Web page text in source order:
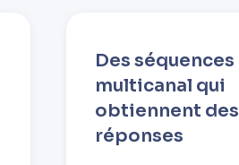
Des séquences
multicanal qui
obtiennent des
réponses